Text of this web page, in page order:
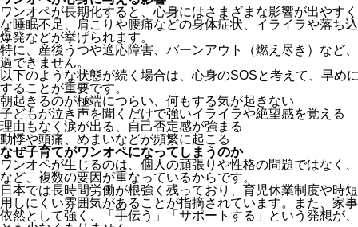
ワンオペが長期化すると、心身にはさまざまな影響が出やす
な睡眠不足、肩こりや腰痛などの身体症状、イライラや落ち
爆発などが挙げられます。
特に、産後うつや適応障害、バーンアウト（燃え尽き）など
過できません。
以下のような状態が続く場合は、心身のSOSと考えて、早め
することが重要です。
朝起きるのが極端につらい、何もする気が起きない
子どもが泣き声を聞くだけで強いイライラや絶望感を覚える
理由もなく涙が出る、自己否定感が強まる
動悸や頭痛、めまいなどが頻繁に起こる
なぜ子育てがワンオペになってしまうのか
ワンオペが生じるのは、個人の頑張りや性格の問題ではなく
など、複数の要因が重なっているからです。
日本では長時間労働が根強く残っており、育児休業制度や時
用しにくい雰囲気があることが指摘されています。また、家
依然として強く、「手伝う」「サポートする」という発想が